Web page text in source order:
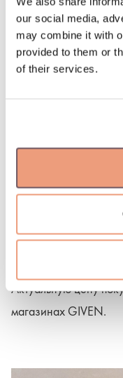
our social media,
may combine it with
provided to them or
of their services.
Обмен золота
Зайди в любой
украшения и получи
Взамен ты получишь
выбрать новое
Актуальную цену
магазинах GIVEN.